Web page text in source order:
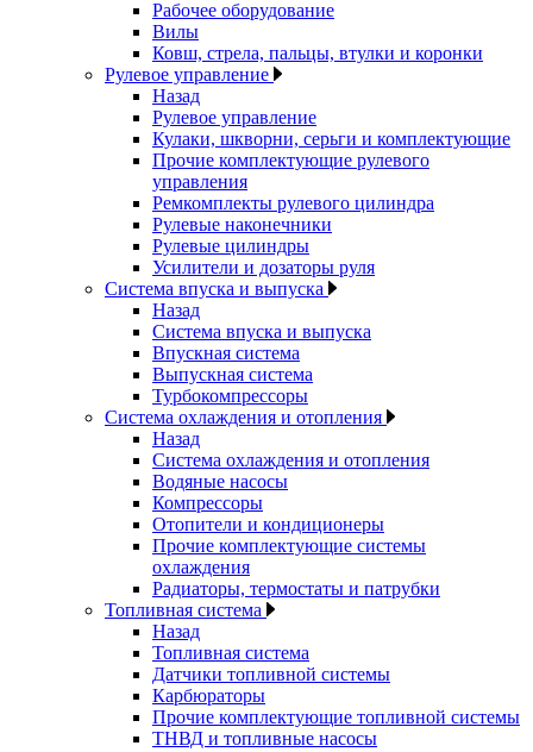
Рабочее оборудование
Вилы
Ковш, стрела, пальцы, втулки и коронки
Рулевое управление
Назад
Рулевое управление
Кулаки, шкворни, серьги и комплектующие
Прочие комплектующие рулевого
управления
Ремкомплекты рулевого цилиндра
Рулевые наконечники
Рулевые цилиндры
Усилители и дозаторы руля
Система впуска и выпуска
Назад
Система впуска и выпуска
Впускная система
Выпускная система
Турбокомпрессоры
Система охлаждения и отопления
Назад
Система охлаждения и отопления
Водяные насосы
Компрессоры
Отопители и кондиционеры
Прочие комплектующие системы
охлаждения
Радиаторы, термостаты и патрубки
Топливная система
Назад
Топливная система
Датчики топливной системы
Карбюраторы
Прочие комплектующие топливной системы
ТНВД и топливные насосы